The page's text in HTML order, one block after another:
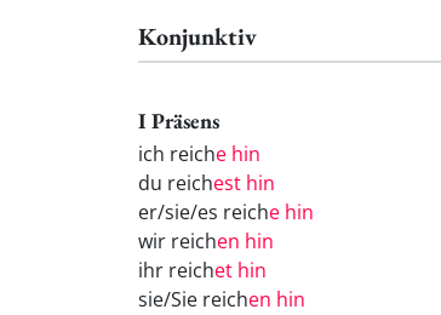
Konjunktiv
I Präsens
ich reiche hin
du reichest hin
er/sie/es reiche hin
wir reichen hin
ihr reichet hin
sie/Sie reichen hin